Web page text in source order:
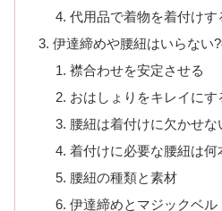
代用品で着物を着付けす
伊達締めや腰紐はいらない
襟合わせを安定させる
おはしょりをキレイにす
腰紐は着付けに欠かせな
着付けに必要な腰紐は何
腰紐の種類と素材
伊達締めとマジックベル